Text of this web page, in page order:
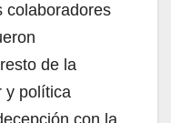
colaboradores
de la
y política